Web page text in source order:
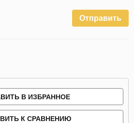
Отправить
В ИЗБРАННОЕ
К СРАВНЕНИЮ